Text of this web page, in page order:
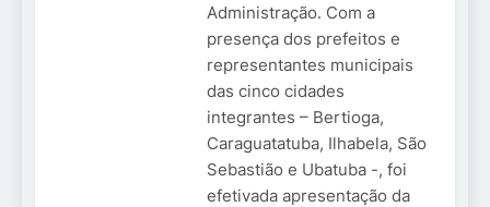
Administração. Com a
presença dos prefeitos e
representantes municipais
das cinco cidades
integrantes – Bertioga,
Caraguatatuba, Ilhabela, São
Sebastião e Ubatuba -, foi
efetivada apresentação da